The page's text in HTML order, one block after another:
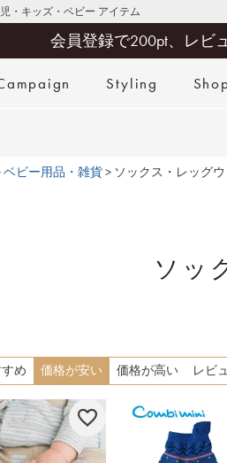
・キッズ・ベビー アイテム
会員登録で200pt、レビ
Styling
ベビー用品・雑貨 ソックス・レッグ
ソッ
め 価格が安い 価格が高い レビ